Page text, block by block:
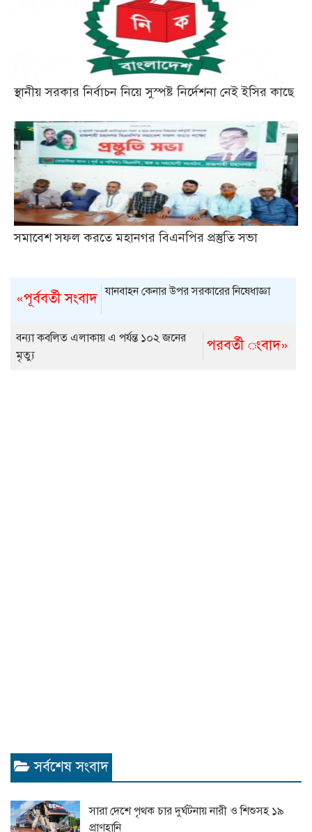
স্থানীয় সরকার নির্বাচন নিয়ে সুস্পষ্ট নির্দেশনা নেই ইসির কাছে
সমাবেশ সফল করতে মহানগর বিএনপির প্রস্তুতি সভা
«পূর্ববর্তী সংবাদ যানবাহন কেনার উপর সরকারের নিষেধাজ্ঞা
পরবর্তী ংবাদ»
বন্যা কবলিত এলাকায় এ পর্যন্ত ১০২ জনের
মৃত্যু
সর্বশেষ সংবাদ
সারা দেশে পৃথক চার দুর্ঘটনায় নারী ও শিশুসহ ১৯
প্রাণহানি